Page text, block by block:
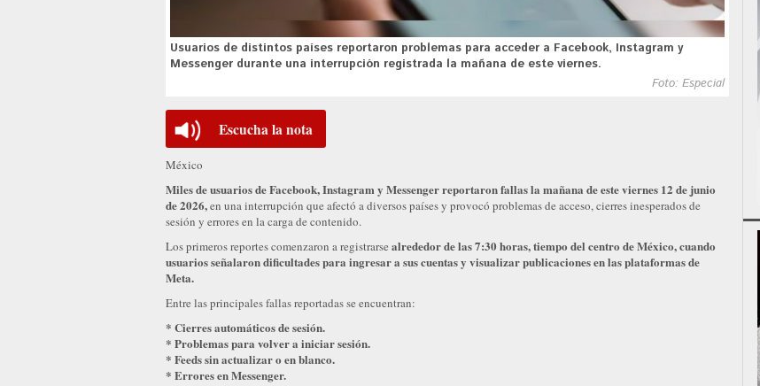
Usuarios de distintos países reportaron problemas para acceder a Facebook, Instagram y
Messenger durante una interrupción registrada la mañana de este viernes.
Foto: Especial
Escucha la nota
México
Miles de usuarios de Facebook, Instagram y Messenger reportaron fallas la mañana de este viernes 12 de junio
de 2026,en una interrupción que afectó a diversos países y provocó problemas de acceso, cierres inesperados de
sesión y errores en la carga de contenido.
Los primeros reportes comenzaron a registrarse alrededor de las 7:30 horas, tiempo del centro de México, cuando
usuarios señalaron dificultades para ingresar a sus cuentas y visualizar publicaciones en las plataformas de
Meta.
Entre las principales fallas reportadas se encuentran:
* Cierres automáticos de sesión.
* Problemas para volver a iniciar sesión.
* Feeds sin actualizar o en blanco.
* Errores en Messenger.